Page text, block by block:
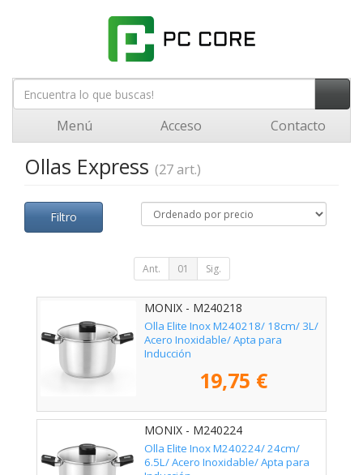
Menú Acceso Contacto
Ollas Express (27 art.)
Filtro
Ant. 01 Sig.
MONIX - M240218
Olla Elite Inox M240218/ 18cm/ 3L/
Acero Inoxidable/ Apta para
Inducción
19,75 €
MONIX - M240224
Olla Elite Inox M240224/ 24cm/
6.5L/ Acero Inoxidable/ Apta para